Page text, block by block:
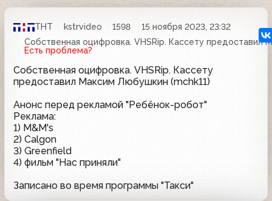
ТНТ kstrvideo 1598
15 ноября 2023, 23:32
Собственная оцифровка. VHSRip. Кассету предоставил
Есть проблема?
Собственная оцифровка. VHSRip. Кассету
предоставил Максим Любушкин (mchk11)
Анонс перед рекламой "Ребёнок-робот"
Реклама:
1) M&M's
2) Calgon
3) Greenfield
4) фильм "Нас приняли"
Записано во время программы "Такси"